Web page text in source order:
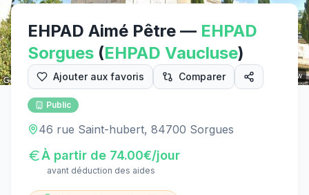
Street View
EHPAD Aimé Pêtre — EHPAD
Sorgues (EHPAD Vaucluse)
Ajouter aux favoris Comparer
Public
46 rue Saint-hubert, 84700 Sorgues
À partir de 74.00€/jour
avant déduction des aides